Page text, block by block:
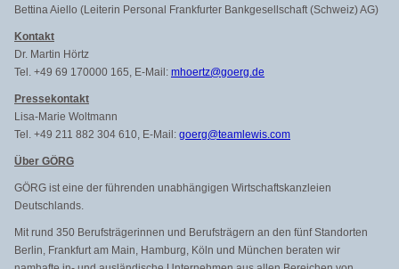
Bettina Aiello (Leiterin Personal Frankfurter Bankgesellschaft (Schweiz) AG)
Kontakt
Dr. Martin Hörtz
Tel. +49 69 170000 165, E-Mail: mhoertz@goerg.de
Pressekontakt
Lisa-Marie Woltmann
Tel. +49 211 882 304 610, E-Mail: goerg@teamlewis.com
Über GÖRG
GÖRG ist eine der führenden unabhängigen Wirtschaftskanzleien
Deutschlands.
Mit rund 350 Berufsträgerinnen und Berufsträgern an den fünf Standorten
Berlin, Frankfurt am Main, Hamburg, Köln und München beraten wir